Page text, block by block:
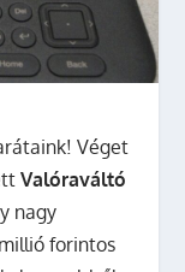
Véget
Valóraváltó
nagy
forintos